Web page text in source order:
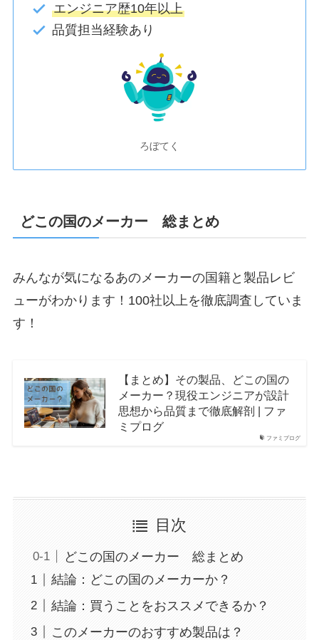
エンジニア歴10年以上
品質担当経験あり
ろぼてく
どこの国のメーカー 総まとめ
みんなが気になるあのメーカーの国籍と製品レビ
ューがわかります！100社以上を徹底調査していま
す！
ファミプログ
【まとめ】その製品、どこの国の
メーカー？現役エンジニアが設計
思想から品質まで徹底解剖 | ファ
ミプログ
目次
どこの国のメーカー 総まとめ
結論：どこの国のメーカーか？
結論：買うことをおススメできるか？
このメーカーのおすすめ製品は？